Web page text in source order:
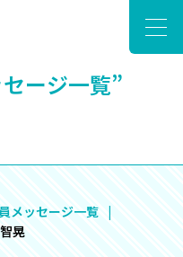
ージ一覧”
メッセージ一覧
晃